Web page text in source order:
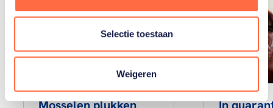
Selectie toestaan
Weigeren
Mosselen plukken
In